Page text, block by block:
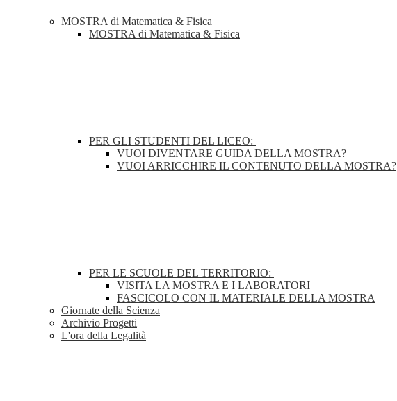
MOSTRA di Matematica & Fisica
MOSTRA di Matematica & Fisica
PER GLI STUDENTI DEL LICEO:
VUOI DIVENTARE GUIDA DELLA MOSTRA?
VUOI ARRICCHIRE IL CONTENUTO DELLA MOSTRA?
PER LE SCUOLE DEL TERRITORIO:
VISITA LA MOSTRA E I LABORATORI
FASCICOLO CON IL MATERIALE DELLA MOSTRA
Giornate della Scienza
Archivio Progetti
L'ora della Legalità